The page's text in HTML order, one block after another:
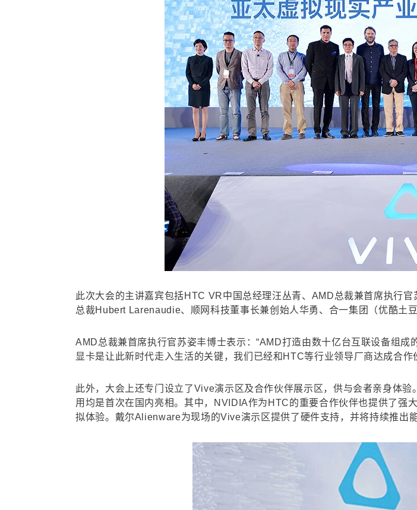
此次大会的主讲嘉宾包括HTC VR中国总经理汪丛青、AMD总裁兼首席执行
总裁Hubert Larenaudie、顺网科技董事长兼创始人华勇、合一集团（优酷土
AMD总裁兼首席执行官苏姿丰博士表示：“AMD打造由数十亿台互联设备组
显卡是让此新时代走入生活的关键，我们已经和HTC等行业领导厂商达成合
此外，大会上还专门设立了Vive演示区及合作伙伴展示区，供与会者亲身体
用均是首次在国内亮相。其中，NVIDIA作为HTC的重要合作伙伴也提供了
拟体验。戴尔Alienware为现场的Vive演示区提供了硬件支持，并将持续推出